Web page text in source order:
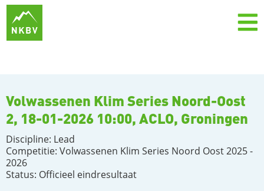
Volwassenen Klim Series Noord-Oost
2, 18-01-2026 10:00, ACLO, Groningen
Discipline: Lead
Competitie: Volwassenen Klim Series Noord Oost 2025 -
2026
Status: Officieel eindresultaat